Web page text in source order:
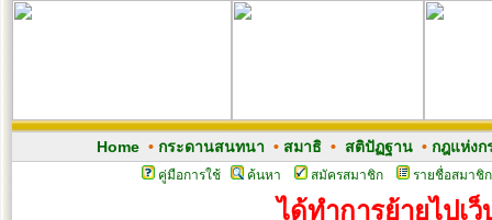
Home• กระดานสนทนา • สมาธิ• สติปัฏฐาน• กฎแห่งก
คู่มือการใช้ ค้นหา สมัครสมาชิก รายชื่อสมาชิก
ได้ทำการย้ายไปเ